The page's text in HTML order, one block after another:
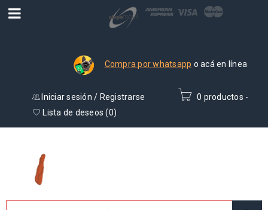
Compra por whatsapp o acá en línea
0 productos -
Iniciar sesión / Registrarse
Lista de deseos (0)